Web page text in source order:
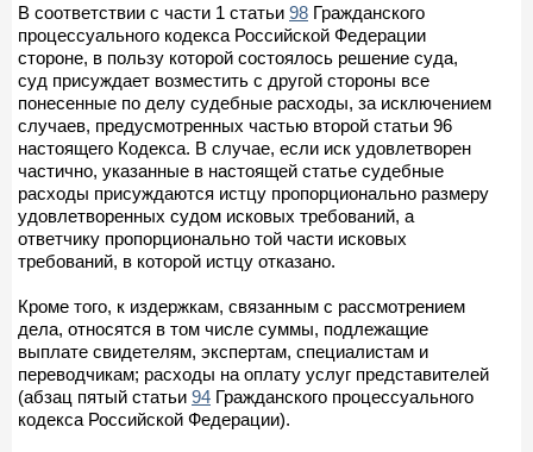
В соответствии с части 1 статьи 98 Гражданского
процессуального кодекса Российской Федерации
стороне, в пользу которой состоялось решение суда,
суд присуждает возместить с другой стороны все
понесенные по делу судебные расходы, за исключением
случаев, предусмотренных частью второй статьи 96
настоящего Кодекса. В случае, если иск удовлетворен
частично, указанные в настоящей статье судебные
расходы присуждаются истцу пропорционально размеру
удовлетворенных судом исковых требований, а
ответчику пропорционально той части исковых
требований, в которой истцу отказано.
Кроме того, к издержкам, связанным с рассмотрением
дела, относятся в том числе суммы, подлежащие
выплате свидетелям, экспертам, специалистам и
переводчикам; расходы на оплату услуг представителей
(абзац пятый статьи 94 Гражданского процессуального
кодекса Российской Федерации).